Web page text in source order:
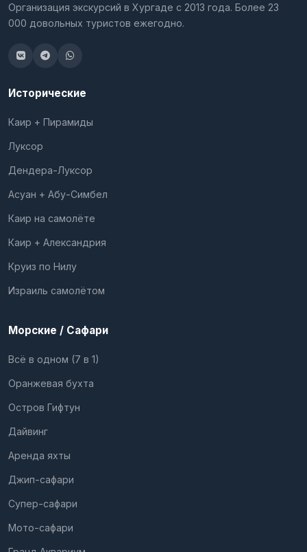
Организация экскурсий в Хургаде с 2013 года. Более 23
000 довольных туристов ежегодно.
Исторические
Каир + Пирамиды
Луксор
Дендера-Луксор
Асуан + Абу-Симбел
Каир на самолёте
Каир + Александрия
Круиз по Нилу
Израиль самолётом
Морские / Сафари
Всё в одном (7 в 1)
Оранжевая бухта
Остров Гифтун
Дайвинг
Аренда яхты
Джип-сафари
Супер-сафари
Мото-сафари